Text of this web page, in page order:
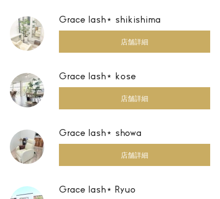
Grace lash⋆ shikishima
店舗詳細
Grace lash⋆ kose
店舗詳細
Grace lash⋆ showa
店舗詳細
Grace lash⋆ Ryuo